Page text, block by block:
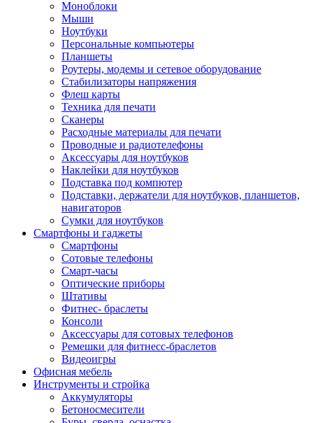
Моноблоки
Мыши
Ноутбуки
Персональные компьютеры
Планшеты
Роутеры, модемы и сетевое оборудование
Стабилизаторы напряжения
Флеш карты
Техника для печати
Сканеры
Расходные материалы для печати
Проводные и радиотелефоны
Аксессуары для ноутбуков
Наклейки для ноутбуков
Подставка под компютер
Подставки, держатели для ноутбуков, планшетов,
навигаторов
Сумки для ноутбуков
Смартфоны и гаджеты
Смартфоны
Сотовые телефоны
Смарт-часы
Оптические приборы
Штативы
Фитнес- браслеты
Консоли
Аксессуары для сотовых телефонов
Ремешки для фитнесс-браслетов
Видеоигры
Офисная мебель
Инструменты и стройка
Аккумуляторы
Бетоносмесители